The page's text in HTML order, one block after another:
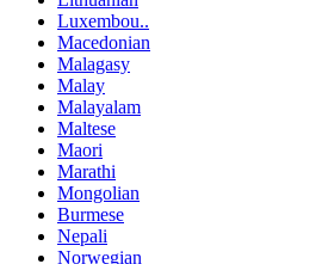
Luxembou..
Macedonian
Malagasy
Malay
Malayalam
Maltese
Maori
Marathi
Mongolian
Burmese
Nepali
Norwegian